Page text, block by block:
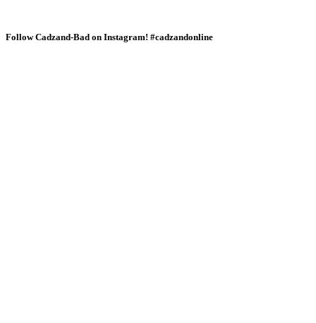
Follow Cadzand-Bad on Instagram! #cadzandonline